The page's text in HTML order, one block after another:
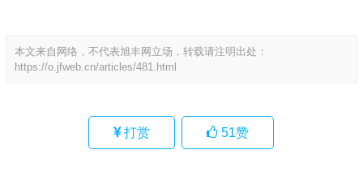
本文来自网络，不代表旭丰网立场，转载请注明出处：
https://o.jfweb.cn/articles/481.html
打赏 51赞